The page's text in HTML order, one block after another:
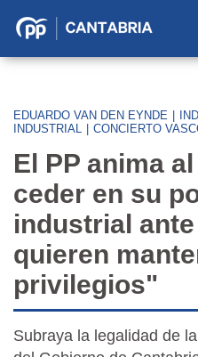
Partido
Cantabria
EDUARDO VAN DEN EYNDE
INDUSTRIAL
CONCIERTO
El PP anima
ceder en su
industrial
quieren
privilegios"
Subraya la legalidad de